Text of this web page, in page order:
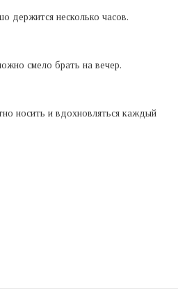
держится несколько часов.
смело брать на вечер.
носить и вдохновляться каждый